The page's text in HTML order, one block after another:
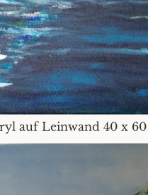
auf Leinwand 40 x